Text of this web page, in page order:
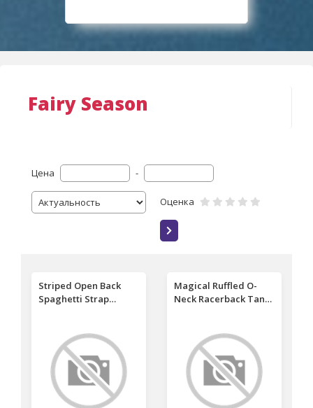
Fairy Season
Цена -
Оценка
Striped Open Back
Spaghetti Strap
Magical Ruffled O-
Neck Racerback Tank